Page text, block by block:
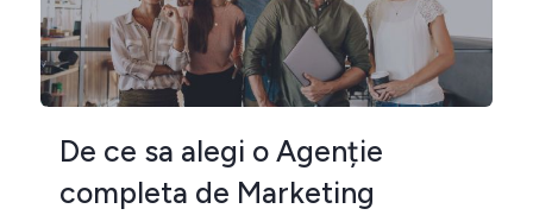
De ce sa alegi o Agenție
completa de Marketing